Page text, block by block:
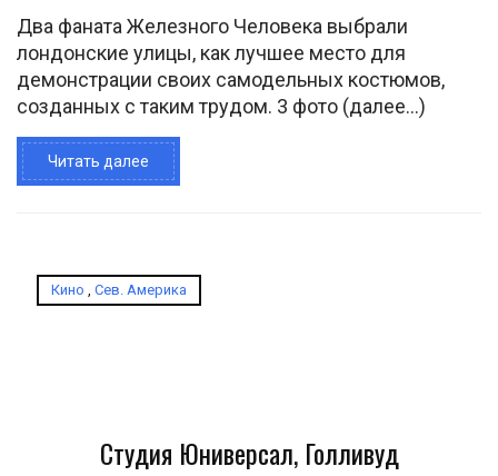
Два фаната Железного Человека выбрали
лондонские улицы, как лучшее место для
демонстрации своих самодельных костюмов,
созданных с таким трудом. 3 фото (далее…)
Читать далее
Кино , Сев. Америка
Студия Юниверсал, Голливуд